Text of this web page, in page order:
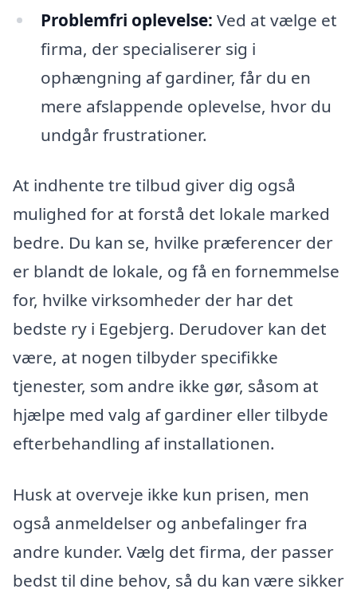
Problemfri oplevelse: Ved at vælge et
firma, der specialiserer sig i
ophængning af gardiner, får du en
mere afslappende oplevelse, hvor du
undgår frustrationer.
At indhente tre tilbud giver dig også
mulighed for at forstå det lokale marked
bedre. Du kan se, hvilke præferencer der
er blandt de lokale, og få en fornemmelse
for, hvilke virksomheder der har det
bedste ry i Egebjerg. Derudover kan det
være, at nogen tilbyder specifikke
tjenester, som andre ikke gør, såsom at
hjælpe med valg af gardiner eller tilbyde
efterbehandling af installationen.
Husk at overveje ikke kun prisen, men
også anmeldelser og anbefalinger fra
andre kunder. Vælg det firma, der passer
bedst til dine behov, så du kan være sikker